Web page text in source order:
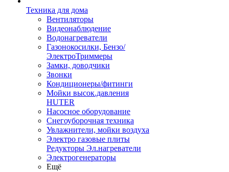
Техника для дома
Вентиляторы
Видеонаблюдение
Водонагреватели
Газонокосилки, Бензо/
ЭлектроТриммеры
Замки, доводчики
Звонки
Кондиционеры/фитинги
Мойки высок.давления
HUTER
Насосное оборудование
Снегоуборочная техника
Увлажнители, мойки воздуха
Электро газовые плиты
Редукторы Эл.нагреватели
Электрогенераторы
Ещё